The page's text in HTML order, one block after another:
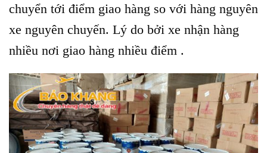
chuyển tới điểm giao hàng so với hàng nguyên
xe nguyên chuyến. Lý do bởi xe nhận hàng
nhiều nơi giao hàng nhiều điểm .